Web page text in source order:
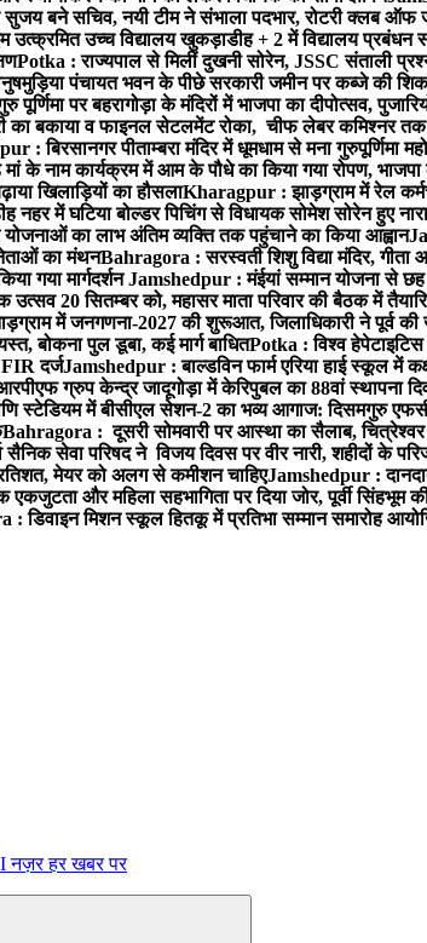
बने सचिव, नयी टीम ने संभाला पदभार, रोटरी क्लब ऑफ
उत्क्रमित उच्च विद्यालय खुकड़ाडीह + 2 में विद्यालय प्रबंधन
Potka : राज्यपाल से मिलीं दुखनी सोरेन, JSSC संताली
पंचायत भवन के पीछे सरकारी जमीन पर कब्जे की
पर बहरागोड़ा के मंदिरों में भाजपा का दीपोत्सव,
का बकाया व फाइनल सेटलमेंट रोका, चीफ लेबर कमिश्नर तक
: बिरसानगर पीताम्बरा मंदिर में धूमधाम से मना गुरुपूर्णिमा
के नाम कार्यक्रम में आम के पौधे का किया गया रोपण, भाजपा
खिलाड़ियों का हौसलाKharagpur : झाड़ग्राम में रेल
नहर में घटिया बोल्डर पिचिंग से विधायक सोमेश सोरेन हुए
योजनाओं का लाभ अंतिम व्यक्ति तक पहुंचाने का किया आह्वान
का मंथनBahragora : सरस्वती शिशु विद्या मंदिर,
गया मार्गदर्शनJamshedpur : मंईयां सम्मान योजना से
उत्सव 20 सितम्बर को, महासर माता परिवार की बैठक में
में जनगणना-2027 की शुरूआत, जिलाधिकारी ने पूर्व की
बोकना पुल डूबा, कई मार्ग बाधितPotka : विश्व
दर्जJamshedpur : बाल्डविन फार्म एरिया हाई स्कूल में
ग्रुप केन्द्र जादूगोड़ा में केरिपुबल का 88वां स्थापना
स्टेडियम में बीसीएल सेशन-2 का भव्य आगाज: दिसमगुरु
Bahragora : दूसरी सोमवारी पर आस्था का सैलाब, चित्रेश्वर
सेवा परिषद ने विजय दिवस पर वीर नारी, शहीदों के
मेयर को अलग से कमीशन चाहिएJamshedpur :
और महिला सहभागिता पर दिया जोर, पूर्वी सिंहभूम
: डिवाइन मिशन स्कूल हितकू में प्रतिभा सम्मान समारोह